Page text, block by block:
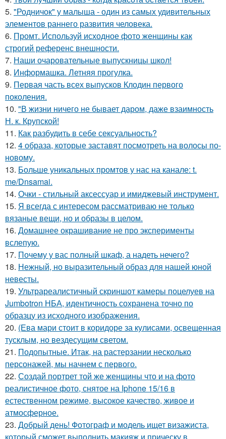
5. "Родничок" у малыша - один из самых удивительных
элементов раннего развития человека.
6. Промт. Используй исходное фото женщины как
строгий референс внешности.
7. Наши очаровательные выпускницы школ!
8. Информашка. Летняя прогулка.
9. Первая часть всех выпусков Клодин первого
поколения.
10. "В жизни ничего не бывает даром, даже взаимность
Н. к. Крупской!
11. Как разбудить в себе сексуальность?
12. 4 образа, которые заставят посмотреть на волосы по-
новому.
13. Больше уникальных промтов у нас на канале: t.
me/Dnsamai.
14. Очки - стильный аксессуар и имиджевый инструмент.
15. Я всегда с интересом рассматриваю не только
вязаные вещи, но и образы в целом.
16. Домашнее окрашивание не про эксперименты
вслепую.
17. Почему у вас полный шкаф, а надеть нечего?
18. Нежный, но выразительный образ для нашей юной
невесты.
19. Ультрареалистичный скриншот камеры поцелуев на
Jumbotron НБА, идентичность сохранена точно по
образцу из исходного изображения.
20. (Ева мари стоит в коридоре за кулисами, освещенная
тусклым, но вездесущим светом.
21. Подопытные. Итак, на растерзании несколько
персонажей, мы начнем с первого.
22. Создай портрет той же женщины что и на фото
реалистичное фото, снятое на Iphone 15/16 в
естественном режиме, высокое качество, живое и
атмосферное.
23. Добрый день! Фотограф и модель ищет визажиста,
который сможет выполнить макияж и прическу в